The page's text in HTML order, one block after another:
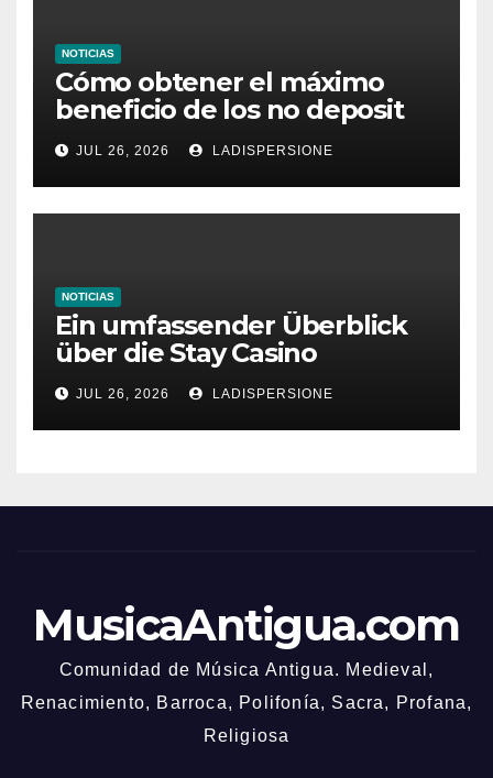
NOTICIAS
Cómo obtener el máximo
beneficio de los no deposit
bonus codes de roby casino
JUL 26, 2026 LADISPERSIONE
NOTICIAS
Ein umfassender Überblick
über die Stay Casino
Bonusbedingungen
JUL 26, 2026 LADISPERSIONE
MusicaAntigua.com
Comunidad de Música Antigua. Medieval,
Renacimiento, Barroca, Polifonía, Sacra, Profana,
Religiosa